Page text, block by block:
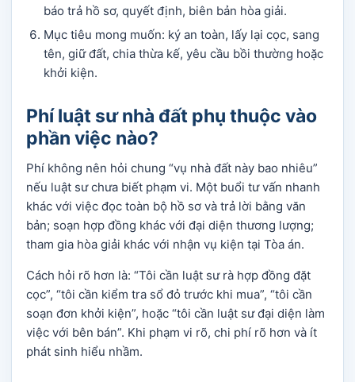
báo trả hồ sơ, quyết định, biên bản hòa giải.
Mục tiêu mong muốn: ký an toàn, lấy lại cọc, sang
tên, giữ đất, chia thừa kế, yêu cầu bồi thường hoặc
khởi kiện.
Phí luật sư nhà đất phụ thuộc vào
phần việc nào?
Phí không nên hỏi chung “vụ nhà đất này bao nhiêu”
nếu luật sư chưa biết phạm vi. Một buổi tư vấn nhanh
khác với việc đọc toàn bộ hồ sơ và trả lời bằng văn
bản; soạn hợp đồng khác với đại diện thương lượng;
tham gia hòa giải khác với nhận vụ kiện tại Tòa án.
Cách hỏi rõ hơn là: “Tôi cần luật sư rà hợp đồng đặt
cọc”, “tôi cần kiểm tra sổ đỏ trước khi mua”, “tôi cần
soạn đơn khởi kiện”, hoặc “tôi cần luật sư đại diện làm
việc với bên bán”. Khi phạm vi rõ, chi phí rõ hơn và ít
phát sinh hiểu nhầm.